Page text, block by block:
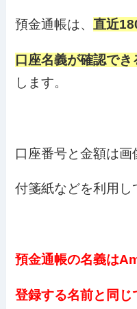
預金通帳は、 直近
口座名義が確認で
します。
口座番号と金額は画
付箋紙などを利用し
預金通帳の名義は
登録する名前と同じ